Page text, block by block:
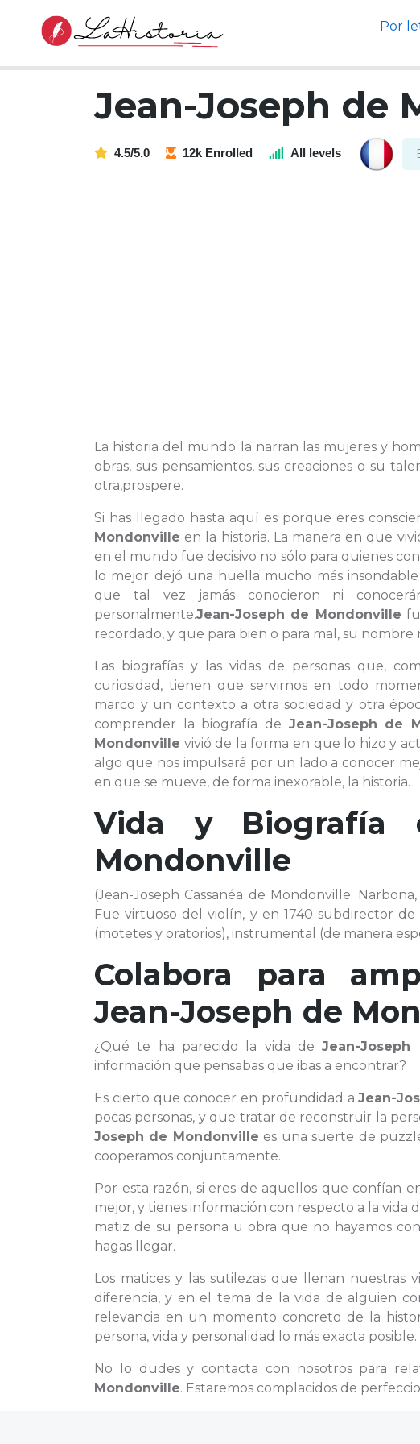
Por
Jean-Joseph de
4.5/5.0 12k Enrolled All levels
La historia del mundo la narran las mujeres y
obras, sus pensamientos, sus creaciones o su
otra,prospere.
Si has llegado hasta aquí es porque eres
Mondonville en la historia. La manera en que
en el mundo fue decisivo no sólo para quienes
lo mejor dejó una huella mucho más
que tal vez jamás conocieron ni
personalmente.Jean-Joseph de Mondonville
recordado, y que para bien o para mal, su
Las biografías y las vidas de personas que,
curiosidad, tienen que servirnos en todo
marco y un contexto a otra sociedad y otra
comprender la biografía de Jean-Joseph de
Mondonville vivió de la forma en que lo hizo y
algo que nos impulsará por un lado a conocer
en que se mueve, de forma inexorable, la historia.
Vida y
Mondonville
(Jean-Joseph Cassanéa de Mondonville;
Fue virtuoso del violín, y en 1740 subdirector
(motetes y oratorios), instrumental (de manera
Colabora para
Jean-Joseph de
¿Qué te ha parecido la vida deJean-
información que pensabas que ibas a encontrar?
Es cierto que conocer en profundidad aJean-
pocas personas, y que tratar de reconstruir la
Joseph de Mondonville es una suerte de
cooperamos conjuntamente.
Por esta razón, si eres de aquellos que confían
mejor, y tienes información con respecto a la vida
matiz de su persona u obra que no hayamos
hagas llegar.
Los matices y las sutilezas que llenan nuestras
diferencia, y en el tema de la vida de alguien
relevancia en un momento concreto de la
persona, vida y personalidad lo más exacta posible.
No lo dudes y contacta con nosotros para
Mondonville. Estaremos complacidos de